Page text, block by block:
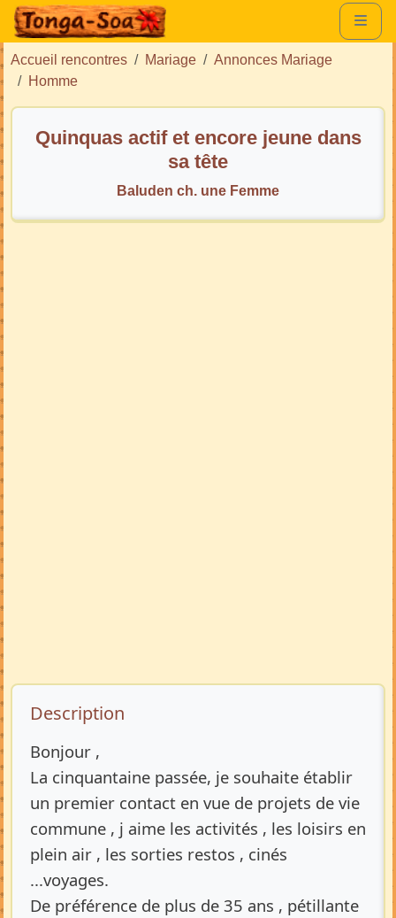
Accueil rencontres Mariage
Annonces Mariage
Homme
Quinquas actif et encore jeune dans
sa tête
Baluden ch. une Femme
Description de l’annonce
Description
Bonjour ,
La cinquantaine passée, je souhaite établir
un premier contact en vue de projets de vie
commune , j aime les activités , les loisirs en
plein air , les sorties restos , cinés
...voyages.
De préférence de plus de 35 ans , pétillante